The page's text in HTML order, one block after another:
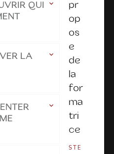
QUI
LA
pr
op
os
e
de
la
for
ma
tri
ce
STE